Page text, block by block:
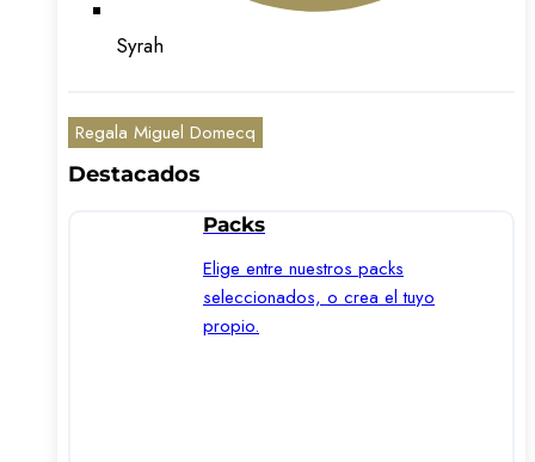
Syrah
Regala Miguel Domecq
Destacados
Packs
Elige entre nuestros packs
seleccionados, o crea el tuyo
propio.